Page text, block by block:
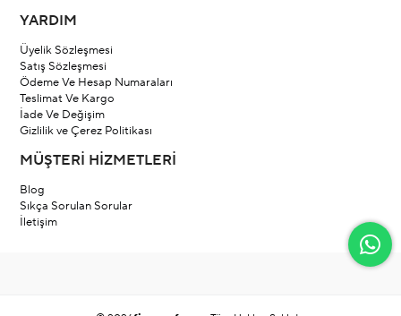
YARDIM
Üyelik Sözleşmesi
Satış Sözleşmesi
Ödeme Ve Hesap Numaraları
Teslimat Ve Kargo
İade Ve Değişim
Gizlilik ve Çerez Politikası
MÜŞTERİ HİZMETLERİ
Blog
Sıkça Sorulan Sorular
İletişim